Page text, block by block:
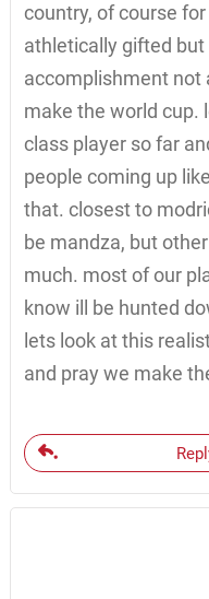
country, of course
athletically gifted but
accomplishment not
make the world cup.
class player so far
people coming up
that. closest to
be mandza, but
much. most of our
know ill be hunted
lets look at this
and pray we make